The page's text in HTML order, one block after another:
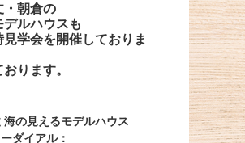
・朝倉の
デルハウスも
見学会を開催しておりま
おります。
海の見えるモデルハウス
ダイアル：